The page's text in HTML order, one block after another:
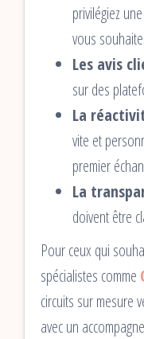
privilégiez
vous
Les avis
sur des
La
vite et
premier
La
doivent être
Pour ceux qui
spécialistes comme
circuits sur mesure
avec un